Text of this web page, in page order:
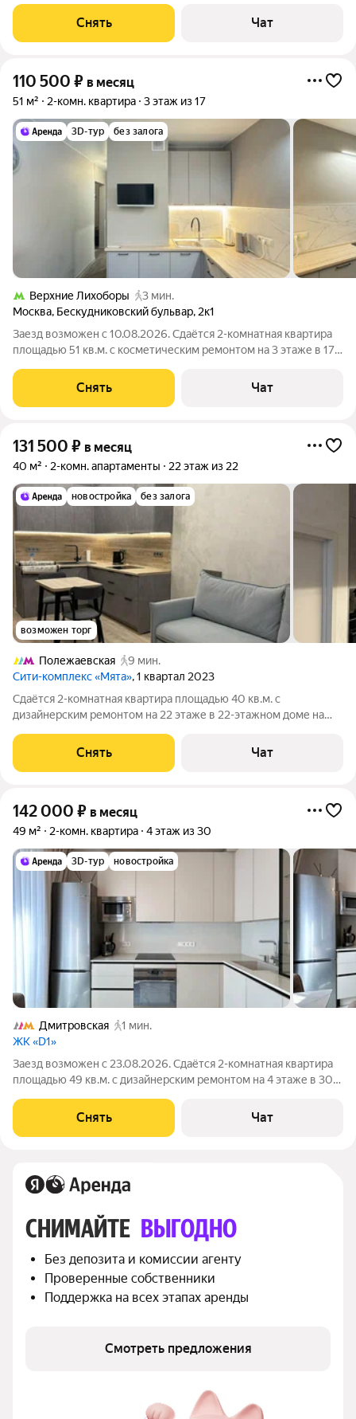
монолитный, окна выходят на улицу.
Снять Чат
110 500 ₽ в месяц
51 м² 2-комн. квартира 3 этаж из 17
3D-тур без залога
Верхние Лихоборы
3 мин.
Москва, Бескудниковский бульвар, 2к1
Заезд возможен с 10.08.2026. Сдаётся 2-комнатная квартира
площадью 51 кв.м. с косметическим ремонтом на 3 этаже в 17-
Посудомоечная
Снять Чат
131 500 ₽ в месяц
40 м² 2-комн. апартаменты 22 этаж из 22
новостройка без залога
возможен торг
Полежаевская
9 мин.
Сити-комплекс «Мята», 1 квартал 2023
Сдаётся 2-комнатная квартира площадью 40 кв.м. с
дизайнерским ремонтом на 22 этаже в 22-этажном доме на
Стиральная машина Холодильник Кондиционер
Микроволновка Дом - монолитный.
Снять Чат
142 000 ₽ в месяц
49 м² 2-комн. квартира 4 этаж из 30
3D-тур новостройка
Дмитровская
1 мин.
ЖК «D1»
Заезд возможен с 23.08.2026. Сдаётся 2-комнатная квартира
площадью 49 кв.м. с дизайнерским ремонтом на 4 этаже в 30-
система. Из техники есть: Духовой шкаф Стиральная машина
Сушильная машина
Снять Чат
СНИМАЙТЕ ВЫГОДНО
Без депозита и комиссии агенту
Проверенные собственники
Поддержка на всех этапах аренды
Смотреть предложения